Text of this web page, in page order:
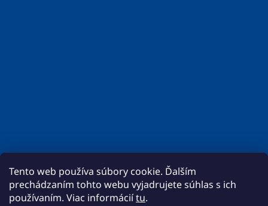
Tento web používa súbory cookie. Ďalším
prechádzaním tohto webu vyjadrujete súhlas s ich
používaním. Viac informáciítu.